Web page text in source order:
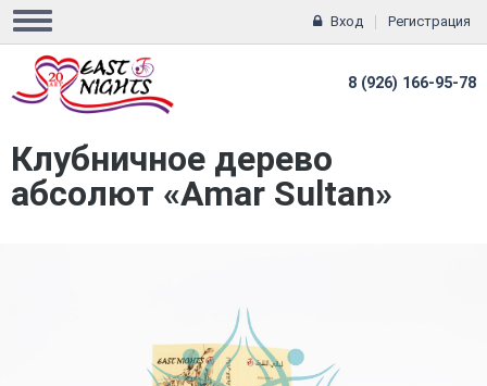
Вход Регистрация
8 (926) 166-95-78
Клубничное дерево
абсолют «Amar Sultan»